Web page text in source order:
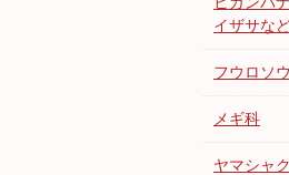
イザサな
フウロソ
メギ科
ヤマシャ